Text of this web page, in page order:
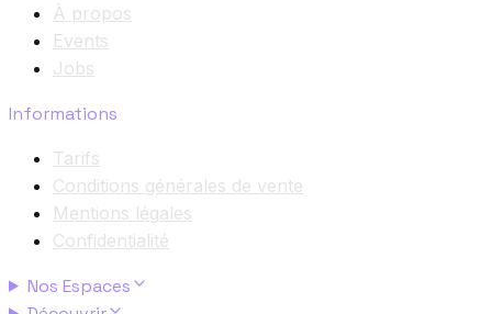
À propos
Events
Jobs
Informations
Tarifs
Conditions générales de vente
Mentions légales
Confidentialité
Nos Espaces